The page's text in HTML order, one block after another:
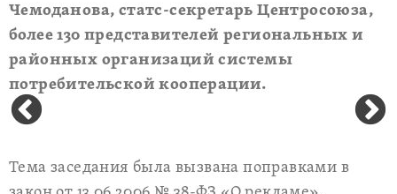
Чемоданова, статс-секретарь Центросоюза,
более 130 представителей региональных и
районных организаций системы
потребительской кооперации.
Тема заседания была вызвана поправками в